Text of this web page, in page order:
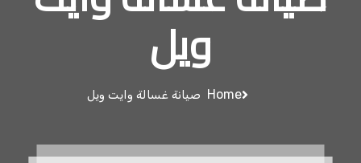
ويل
Home صيانة غسالة وايت ويل